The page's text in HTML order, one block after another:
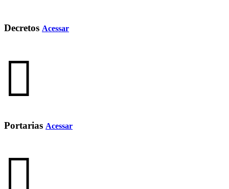
Decretos Acessar
Portarias Acessar